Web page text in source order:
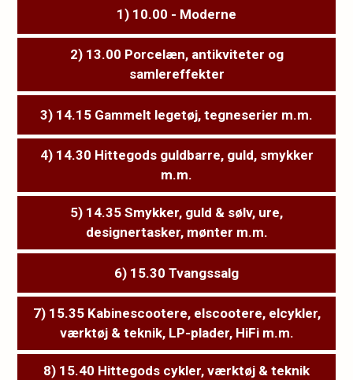
1) 10.00 - Moderne
2) 13.00 Porcelæn, antikviteter og
samlereffekter
3) 14.15 Gammelt legetøj, tegneserier m.m.
4) 14.30 Hittegods guldbarre, guld, smykker
m.m.
5) 14.35 Smykker, guld & sølv, ure,
designertasker, mønter m.m.
6) 15.30 Tvangssalg
7) 15.35 Kabinescootere, elscootere, elcykler,
værktøj & teknik, LP-plader, HiFi m.m.
8) 15.40 Hittegods cykler, værktøj & teknik